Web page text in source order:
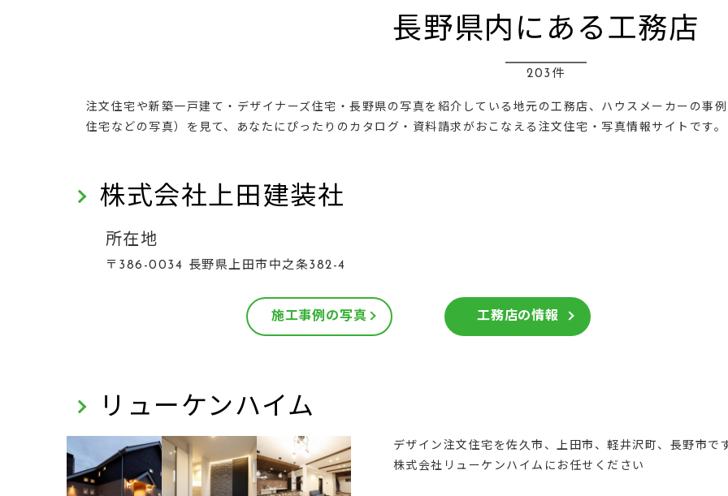
長野県内にある工務店
203件
注文住宅や新築一戸建て・デザイナーズ住宅・長野県の写真を紹介している地元の工務店、ハウスメーカーの事
住宅などの写真）を見て、あなたにぴったりのカタログ・資料請求がおこなえる注文住宅・写真情報サイトです。
株式会社上田建装社
所在地
〒386-0034 長野県上田市中之条382-4
施工事例の写真 工務店の情報
リューケンハイム
デザイン注文住宅を佐久市、上田市、軽井沢町、長野市で
株式会社リューケンハイムにお任せください